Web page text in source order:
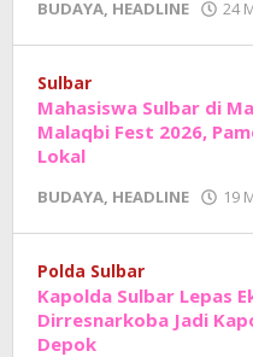
BUDAYA, HEADLINE 24
Sulbar
Mahasiswa Sulbar di
Malaqbi Fest 2026,
Lokal
BUDAYA, HEADLINE 19
Polda Sulbar
Kapolda Sulbar Lepas
Dirresnarkoba Jadi
Depok